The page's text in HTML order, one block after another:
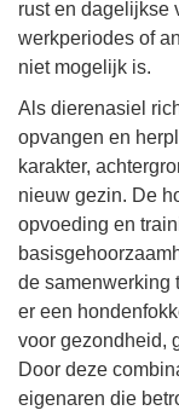
rust en dagelijkse
werkperiodes of
niet mogelijk is.
Als dierenasiel
opvangen en
karakter,
nieuw gezin. De
opvoeding en
de samenwerking
er een
voor gezondheid,
Door deze
eigenaren die